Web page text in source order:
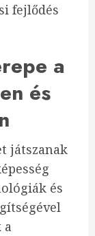
fejlődés
a
és
játszanak
és
a